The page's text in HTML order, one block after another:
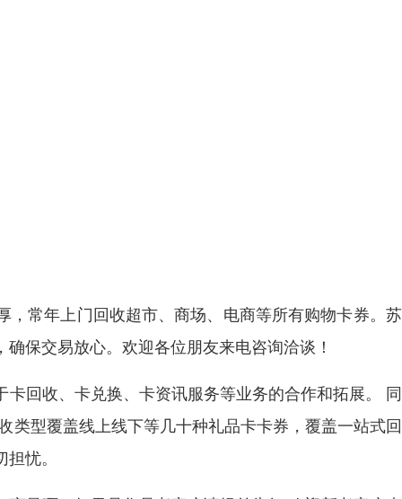
常年上门回收超市、商场、电商等所有购物卡券。
保交易放心。欢迎各位朋友来电咨询洽谈！
回收、卡兑换、卡资讯服务等业务的合作和拓展。
类型覆盖线上线下等几十种礼品卡卡券，覆盖一站式
忧。